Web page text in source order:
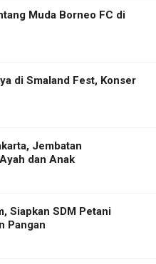
Muda Borneo FC di
di Smaland Fest, Konser
Jembatan
dan Anak
Siapkan SDM Petani
Pangan